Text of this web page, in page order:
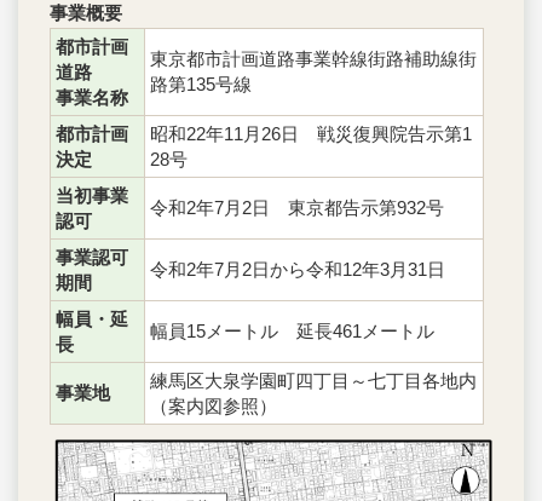
事業概要
都市計画
道路
事業名称
東京都市計画道路事業幹線街路補助線街
路第135号線
都市計画
決定
昭和22年11月26日 戦災復興院告示第1
28号
当初事業
認可
令和2年7月2日 東京都告示第932号
事業認可
期間
令和2年7月2日から令和12年3月31日
幅員・延
長
幅員15メートル 延長461メートル
事業地
練馬区大泉学園町四丁目～七丁目各地内
（案内図参照）